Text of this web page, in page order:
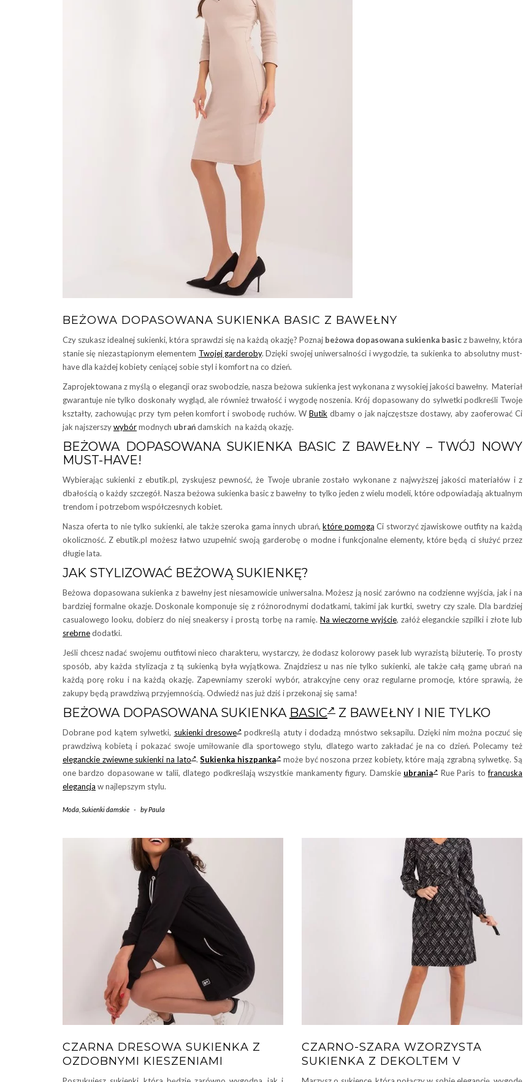
BEŻOWA DOPASOWANA SUKIENKA BASIC Z BAWEŁNY
Czy szukasz idealnej sukienki, która sprawdzi się na każdą okazję? Poznaj beżowa dopasowana sukienka basicz bawełny, która
stanie się niezastąpionym elementem Twojej garderoby. Dzięki swojej uniwersalności i wygodzie, ta sukienka to absolutny must-
have dla każdej kobiety ceniącej sobie styl i komfort na co dzień.
Zaprojektowana z myślą o elegancji oraz swobodzie, nasza beżowa sukienka jest wykonana z wysokiej jakości bawełny. Materiał
gwarantuje nie tylko doskonały wygląd, ale również trwałość i wygodę noszenia. Krój dopasowany do sylwetki podkreśli Twoje
kształty, zachowując przy tym pełen komfort i swobodę ruchów. W Butikdbamy o jak najczęstsze dostawy, aby zaoferować Ci
jak najszerszywybórmodnych ubrańdamskich na każdą okazję.
BEŻOWA DOPASOWANA SUKIENKA BASIC Z BAWEŁNY – TWÓJ NOWY
MUST-HAVE!
Wybierając sukienki z ebutik.pl, zyskujesz pewność, że Twoje ubranie zostało wykonane z najwyższej jakości materiałów i z
dbałością o każdy szczegół. Nasza beżowa sukienka basic z bawełny to tylko jeden z wielu modeli, które odpowiadają aktualnym
trendom i potrzebom współczesnych kobiet.
Nasza oferta to nie tylko sukienki, ale także szeroka gama innych ubrań,które pomogą Ci stworzyć zjawiskowe outfity na każdą
okoliczność. Z ebutik.pl możesz łatwo uzupełnić swoją garderobę o modne i funkcjonalne elementy, które będą ci służyć przez
długie lata.
JAK STYLIZOWAĆ BEŻOWĄ SUKIENKĘ?
Beżowa dopasowana sukienka z bawełny jest niesamowicie uniwersalna. Możesz ją nosić zarówno na codzienne wyjścia, jak i na
bardziej formalne okazje. Doskonale komponuje się z różnorodnymi dodatkami, takimi jak kurtki, swetry czy szale. Dla bardziej
casualowego looku, dobierz do niej sneakersy i prostą torbę na ramię. Na wieczorne wyjście, załóż eleganckie szpilki i złote lub
srebrnedodatki.
Jeśli chcesz nadać swojemu outfitowi nieco charakteru, wystarczy, że dodasz kolorowy pasek lub wyrazistą biżuterię. To prosty
sposób, aby każda stylizacja z tą sukienką była wyjątkowa. Znajdziesz u nas nie tylko sukienki, ale także całą gamę ubrań na
każdą porę roku i na każdą okazję. Zapewniamy szeroki wybór, atrakcyjne ceny oraz regularne promocje, które sprawią, że
zakupy będą prawdziwą przyjemnością. Odwiedź nas już dziś i przekonaj się sama!
BEŻOWA DOPASOWANA SUKIENKA BASIC Z BAWEŁNY I NIE TYLKO
Dobrane pod kątem sylwetki, sukienki dresowe podkreślą atuty i dodadzą mnóstwo seksapilu. Dzięki nim można poczuć się
prawdziwą kobietą i pokazać swoje umiłowanie dla sportowego stylu, dlatego warto zakładać je na co dzień. Polecamy też
eleganckie zwiewne sukienki na lato .Sukienka hiszpanka może być noszona przez kobiety, które mają zgrabną sylwetkę. Są
one bardzo dopasowane w talii, dlatego podkreślają wszystkie mankamenty figury. Damskie ubrania Rue Paris tofrancuska
elegancja w najlepszym stylu.
Moda Sukienki damskie - byPaula
CZARNA DRESOWA SUKIENKA Z
OZDOBNYMI KIESZENIAMI
CZARNO-SZARA WZORZYSTA
SUKIENKA Z DEKOLTEM V